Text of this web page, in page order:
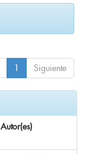
1 Siguiente
Autor(es)